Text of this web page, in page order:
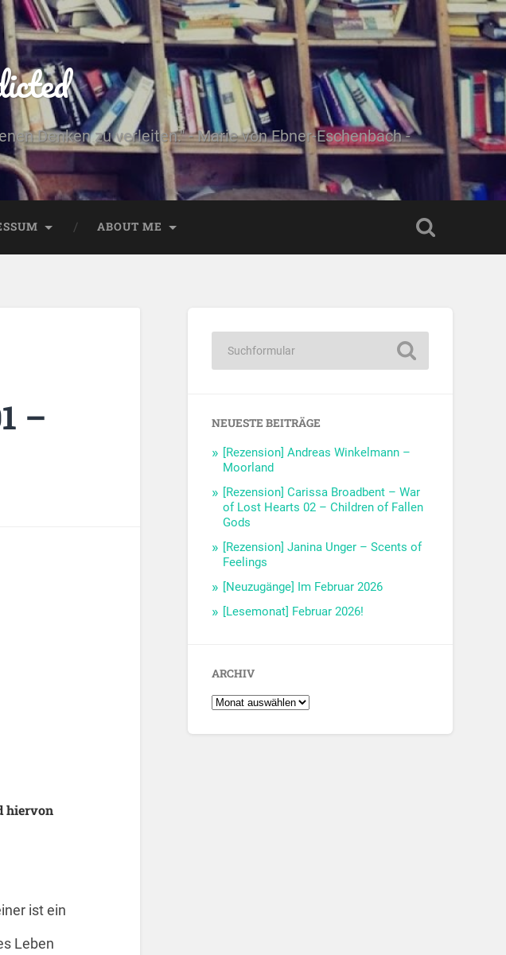
Denken zu verleiten." - Marie von Ebner-Eschenbach -
ABOUT ME
–
hiervon
ist ein
Leben
NEUESTE BEITRÄGE
[Rezension] Andreas Winkelmann –
Moorland
[Rezension] Carissa Broadbent – War
of Lost Hearts 02 – Children of Fallen
Gods
[Rezension] Janina Unger – Scents of
Feelings
[Neuzugänge] Im Februar 2026
[Lesemonat] Februar 2026!
ARCHIV